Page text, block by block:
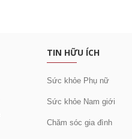
TIN HỮU ÍCH
Sức khỏe Phụ nữ
Sức khỏe Nam giới
Chăm sóc gia đình